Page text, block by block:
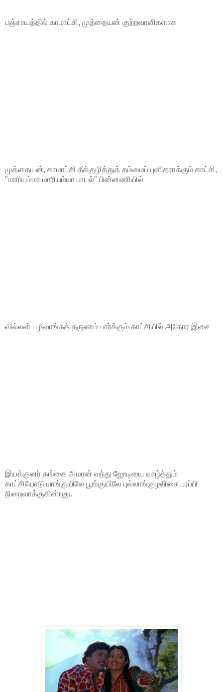
பஞ்சாயத்தில் காமாட்சி, முத்தையன் குற்றவாளிகளாக
முத்தையன், காமாட்சி தீக்குழித்துத் தம்மைப் புனிதராக்கும் காட்சி,
"மாரியம்மா மாரியம்மா பாடல்" பின்னணியில்
வில்லன் பழிவாங்கத் தருணம் பார்க்கும் காட்சியில் அகோர இசை
இயக்குனர் கங்கை அமரன் வந்து ஜோடியை வாழ்த்தும்
காட்சியோடு மாங்குயிலே பூங்குயிலே புல்லாங்குழலிசை பரப்பி
நிறைவாக்குகின்றது.